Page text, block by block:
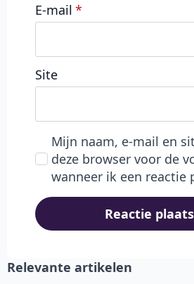
E-mail *
Site
Mijn naam, e-mail en
deze browser voor de
wanneer ik een reactie
Relevante artikelen